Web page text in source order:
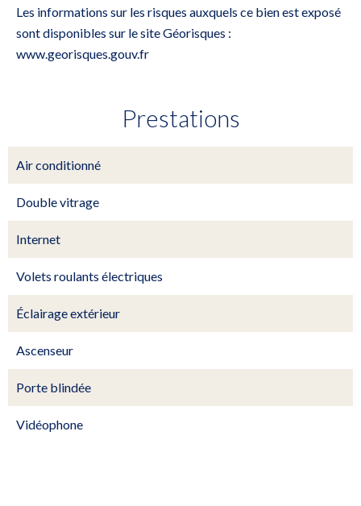
Les informations sur les risques auxquels ce bien est exposé
sont disponibles sur le site Géorisques :
www.georisques.gouv.fr
Prestations
Air conditionné
Double vitrage
Internet
Volets roulants électriques
Éclairage extérieur
Ascenseur
Porte blindée
Vidéophone